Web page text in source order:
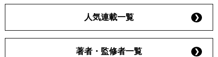
人気連載一覧
著者・監修者一覧